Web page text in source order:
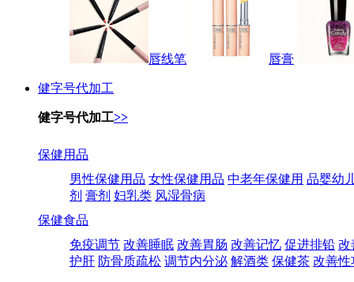
唇线笔 唇膏
健字号代加工
健字号代加工>>
保健用品
男性保健用品 女性保健用品 中老年保健用 品婴幼
剂 膏剂 妇乳类 风湿骨病
保健食品
免疫调节 改善睡眠 改善胃肠 改善记忆 促进排铅 改
护肝 防骨质疏松 调节内分泌 解酒类 保健茶 改善性